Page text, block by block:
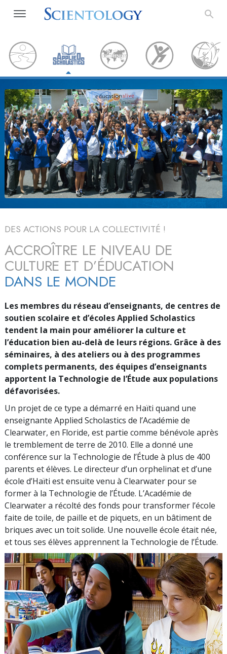
DES ACTIONS POUR LA COLLECTIVITÉ !
ACCROÎTRE LE NIVEAU DE
CULTURE ET D’ÉDUCATION
DANS LE MONDE
Les membres du réseau d’enseignants, de centres de
soutien scolaire et d’écoles Applied Scholastics
tendent la main pour améliorer la culture et
l’éducation bien au-delà de leurs régions. Grâce à des
séminaires, à des ateliers ou à des programmes
complets permanents, des équipes d’enseignants
apportent la Technologie de l’Étude aux populations
défavorisées.
Un projet de ce type a démarré en Haïti quand une
enseignante Applied Scholastics de l’Académie de
Clearwater, en Floride, est partie comme bénévole après
le tremblement de terre de 2010. Elle a donné une
conférence sur la Technologie de l’Étude à plus de 400
parents et élèves. Le directeur d’un orphelinat et d’une
école d’Haïti est ensuite venu à Clearwater pour se
former à la Technologie de l’Étude. L’Académie de
Clearwater a récolté des fonds pour transformer l’école
faite de toile, de paille et de piquets, en un bâtiment de
briques avec un toit solide. Une nouvelle école était née,
et tous ses élèves apprennent la Technologie de l’Étude.